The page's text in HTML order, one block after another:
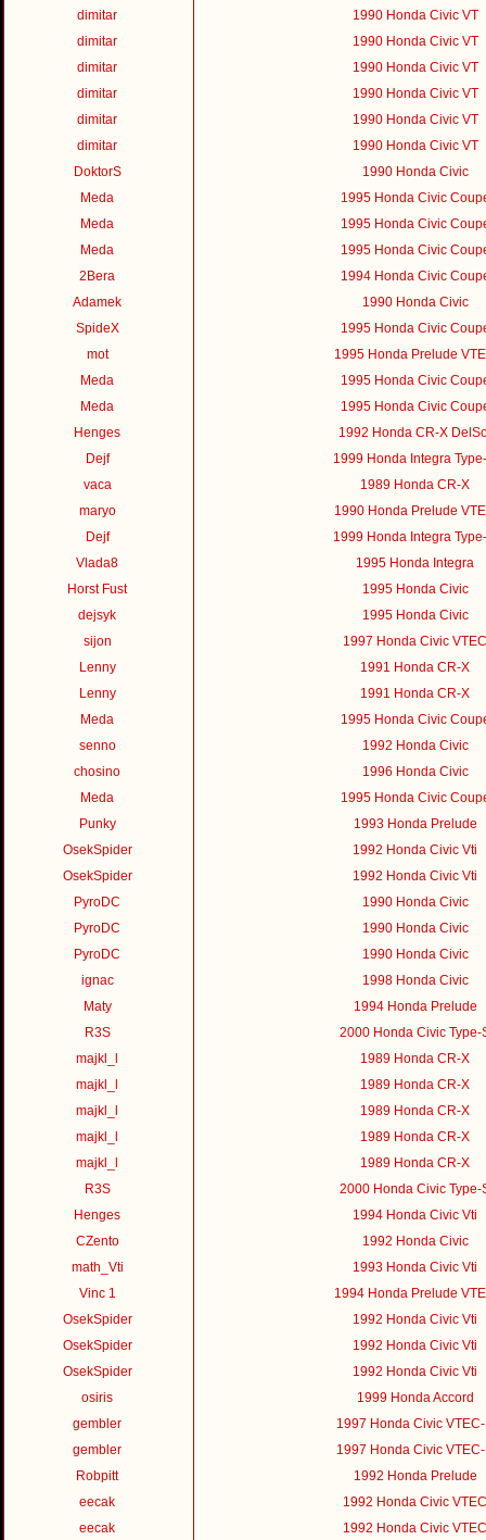
dimitar
1990 Honda Civic VT
dimitar
1990 Honda Civic VT
dimitar
1990 Honda Civic VT
dimitar
1990 Honda Civic VT
dimitar
1990 Honda Civic VT
dimitar
1990 Honda Civic VT
DoktorS
1990 Honda Civic
Meda
1995 Honda Civic
Meda
1995 Honda Civic
Meda
1995 Honda Civic
2Bera
1994 Honda Civic
Adamek
1990 Honda Civic
SpideX
1995 Honda Civic
mot
1995 Honda Prelude
Meda
1995 Honda Civic
Meda
1995 Honda Civic
Henges
1992 Honda CR-X
Dejf
1999 Honda Integra
vaca
1989 Honda CR-X
maryo
1990 Honda Prelude
Dejf
1999 Honda Integra
Vlada8
1995 Honda Integra
Horst Fust
1995 Honda Civic
dejsyk
1995 Honda Civic
sijon
1997 Honda Civic VTEC
Lenny
1991 Honda CR-X
Lenny
1991 Honda CR-X
Meda
1995 Honda Civic
senno
1992 Honda Civic
chosino
1996 Honda Civic
Meda
1995 Honda Civic
Punky
1993 Honda Prelude
OsekSpider
1992 Honda Civic Vti
OsekSpider
1992 Honda Civic Vti
PyroDC
1990 Honda Civic
PyroDC
1990 Honda Civic
PyroDC
1990 Honda Civic
ignac
1998 Honda Civic
Maty
1994 Honda Prelude
R3S
2000 Honda Civic Type-
majkl_l
1989 Honda CR-X
majkl_l
1989 Honda CR-X
majkl_l
1989 Honda CR-X
majkl_l
1989 Honda CR-X
majkl_l
1989 Honda CR-X
R3S
2000 Honda Civic Type-
Henges
1994 Honda Civic Vti
CZento
1992 Honda Civic
math_Vti
1993 Honda Civic Vti
Vinc 1
1994 Honda Prelude
OsekSpider
1992 Honda Civic Vti
OsekSpider
1992 Honda Civic Vti
OsekSpider
1992 Honda Civic Vti
osiris
1999 Honda Accord
gembler
1997 Honda Civic
gembler
1997 Honda Civic
Robpitt
1992 Honda Prelude
eecak
1992 Honda Civic VTEC
eecak
1992 Honda Civic VTEC